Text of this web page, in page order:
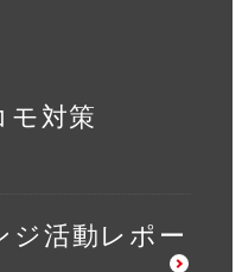
モ対策
ジ活動レポー